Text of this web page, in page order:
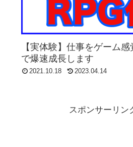
【実体験】仕事をゲーム
で爆速成長します
2021.10.18 2023.04.14
スポンサーリン